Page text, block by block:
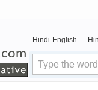
Hindi-English